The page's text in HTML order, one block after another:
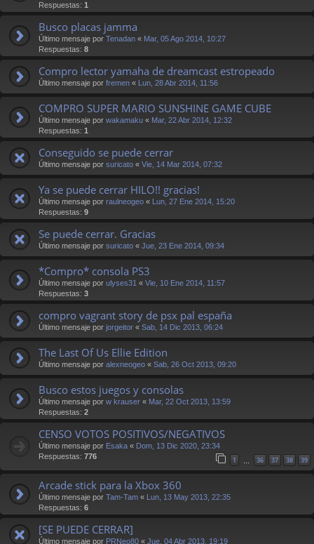
Respuestas: 1
Busco placas jamma
Último mensaje por Tenadan « Mar, 05 Ago 2014, 10:27
Respuestas: 8
Compro lector yamaha de dreamcast estropeado
Último mensaje por fremen « Lun, 28 Abr 2014, 11:56
COMPRO SUPER MARIO SUNSHINE GAME CUBE
Último mensaje por wakamaku « Mar, 22 Abr 2014, 12:32
Respuestas: 1
Conseguido se puede cerrar
Último mensaje por suricato « Vie, 14 Mar 2014, 07:32
Ya se puede cerrar HILO!! gracias!
Último mensaje por raulneogeo « Lun, 27 Ene 2014, 15:20
Respuestas: 9
Se puede cerrar. Gracias
Último mensaje por suricato « Jue, 23 Ene 2014, 09:34
*Compro* consola PS3
Último mensaje por ulyses31 « Vie, 10 Ene 2014, 11:57
Respuestas: 3
compro vagrant story de psx pal españa
Último mensaje por jorgeitor « Sab, 14 Dic 2013, 06:24
The Last Of Us Ellie Edition
Último mensaje por alexneogeo « Sab, 26 Oct 2013, 09:20
Busco estos juegos y consolas
Último mensaje por w krauser « Mar, 22 Oct 2013, 13:59
Respuestas: 2
CENSO VOTOS POSITIVOS/NEGATIVOS
Último mensaje por Esaka « Dom, 13 Dic 2020, 23:34
Respuestas: 776 1 36 37 38 39
Arcade stick para la Xbox 360
Último mensaje por Tam-Tam « Lun, 13 May 2013, 22:35
Respuestas: 6
[SE PUEDE CERRAR]
Último mensaje por PRNeo80 « Jue, 04 Abr 2013, 19:19